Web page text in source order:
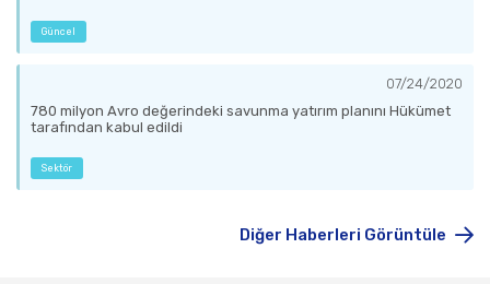
Güncel
07/24/2020
780 milyon Avro değerindeki savunma yatırım planını Hükümet
tarafından kabul edildi
Sektör
Diğer Haberleri Görüntüle